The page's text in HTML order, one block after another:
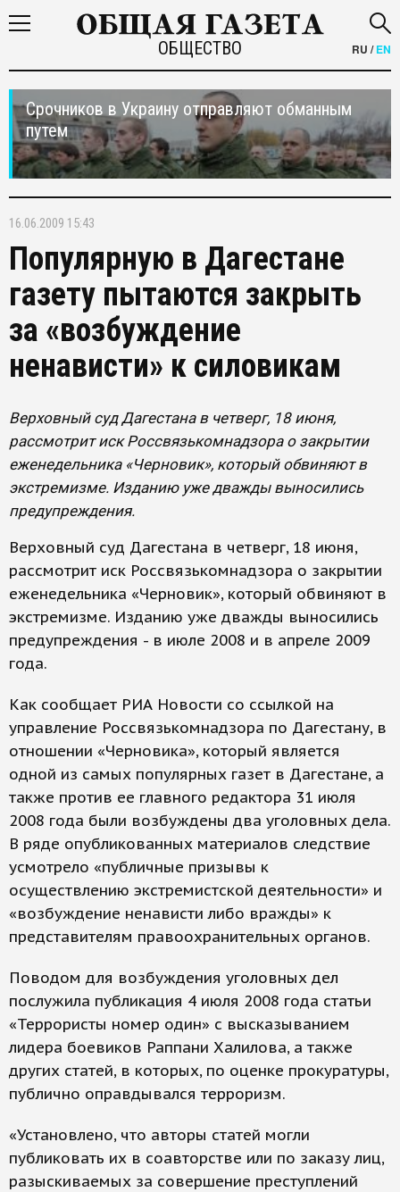
ОБЩЕСТВО RU /EN
Срочников в Украину отправляют обманным
путем
16.06.2009 15:43
Популярную в Дагестане
газету пытаются закрыть
за «возбуждение
ненависти» к силовикам
Верховный суд Дагестана в четверг, 18 июня,
рассмотрит иск Россвязькомнадзора о закрытии
еженедельника «Черновик», который обвиняют в
экстремизме. Изданию уже дважды выносились
предупреждения.
Верховный суд Дагестана в четверг, 18 июня,
рассмотрит иск Россвязькомнадзора о закрытии
еженедельника «Черновик», который обвиняют в
экстремизме. Изданию уже дважды выносились
предупреждения - в июле 2008 и в апреле 2009
года.
Как сообщает РИА Новости со ссылкой на
управление Россвязькомнадзора по Дагестану, в
отношении «Черновика», который является
одной из самых популярных газет в Дагестане, а
также против ее главного редактора 31 июля
2008 года были возбуждены два уголовных дела.
В ряде опубликованных материалов следствие
усмотрело «публичные призывы к
осуществлению экстремистской деятельности» и
«возбуждение ненависти либо вражды» к
представителям правоохранительных органов.
Поводом для возбуждения уголовных дел
послужила публикация 4 июля 2008 года статьи
«Террористы номер один» с высказыванием
лидера боевиков Раппани Халилова, а также
других статей, в которых, по оценке прокуратуры,
публично оправдывался терроризм.
«Установлено, что авторы статей могли
публиковать их в соавторстве или по заказу лиц,
разыскиваемых за совершение преступлений